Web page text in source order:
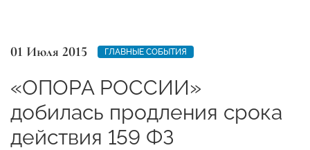
01 Июля 2015 ГЛАВНЫЕ СОБЫТИЯ
«ОПОРА РОССИИ»
добилась продления срока
действия 159 ФЗ